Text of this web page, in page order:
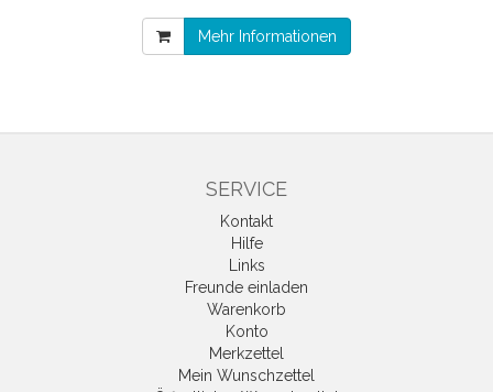
Mehr Informationen
SERVICE
Kontakt
Hilfe
Links
Freunde einladen
Warenkorb
Konto
Merkzettel
Mein Wunschzettel